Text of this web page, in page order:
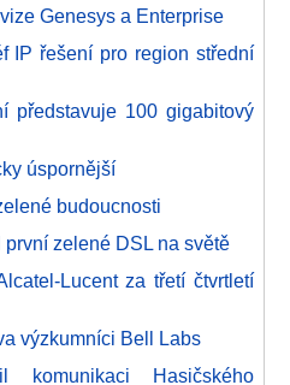
Genesys a Enterprise
IP řešení pro region střední
představuje 100 gigabitový
úspornější
budoucnosti
zelené DSL na světě
Lucent za třetí čtvrtletí
výzkumníci Bell Labs
komunikaci Hasičského